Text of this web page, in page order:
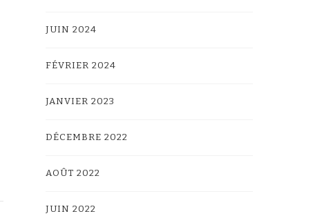
JUIN 2024
FÉVRIER 2024
JANVIER 2023
DÉCEMBRE 2022
AOÛT 2022
JUIN 2022